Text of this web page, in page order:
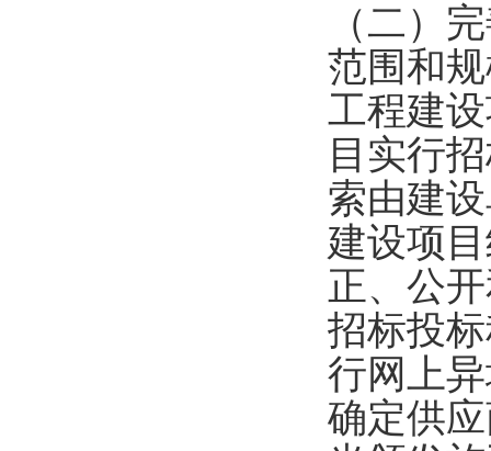
（二）
范围和
工程建
目实行
索由建
建设项
正、公
招标投
行网上
确定供